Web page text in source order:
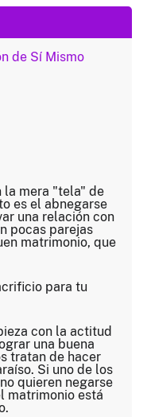
de Sí Mismo
la mera "tela" de
es el abnegarse
una relación con
pocas parejas
matrimonio, que
para tu
con la actitud
una buena
tratan de hacer
Si uno de los
quieren negarse
matrimonio está